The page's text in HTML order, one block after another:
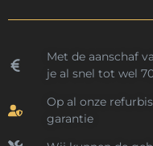
Met de aanschaf
je al snel tot wel
Op al onze
garantie